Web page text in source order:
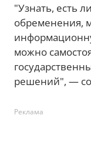
"Узнать, есть
обременения,
можно
решений", —
Реклама